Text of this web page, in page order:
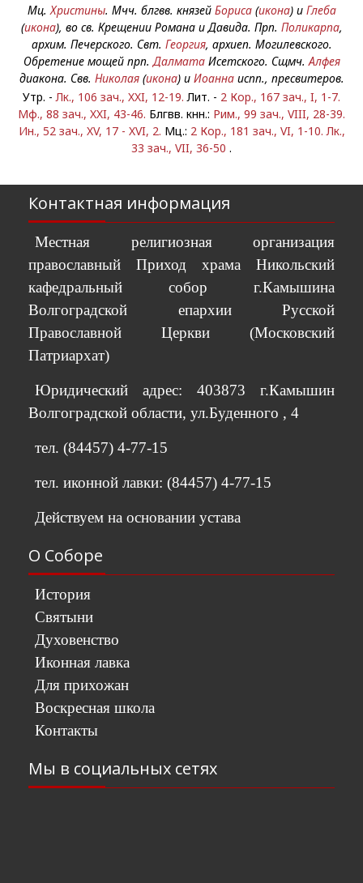
Мц.Христины. Мчч. блгвв. князей Бориса(икона) и Глеба
(икона), во св. Крещении Романа и Давида. Прп. Поликарпа,
архим. Печерского. Свт. Георгия, архиеп. Могилевского.
Обретение мощей прп.ДалматаИсетского. Сщмч.Алфея
диакона. Свв. Николая(икона) и Иоаннаиспп., пресвитеров.
Утр. -Лк., 106 зач., XXI, 12-19. Лит. - 2 Кор., 167 зач., I, 1-7.
Мф., 88 зач., XXI, 43-46. Блгвв. кнн.: Рим., 99 зач., VIII, 28-39.
Ин., 52 зач., XV, 17 - XVI, 2. Мц.: 2 Кор., 181 зач., VI, 1-10. Лк.,
33 зач., VII, 36-50 .
Контактная информация
Местная религиозная организация
православный Приход храма Никольский
кафедральный собор г.Камышина
Волгоградской епархии Русской
Православной Церкви (Московский
Патриархат)
Юридический адрес: 403873 г.Камышин
Волгоградской области, ул.Буденного , 4
тел. (84457) 4-77-15
тел. иконной лавки: (84457) 4-77-15
Действуем на основании устава
О Соборе
История
Святыни
Духовенство
Иконная лавка
Для прихожан
Воскресная школа
Контакты
Мы в социальных сетях